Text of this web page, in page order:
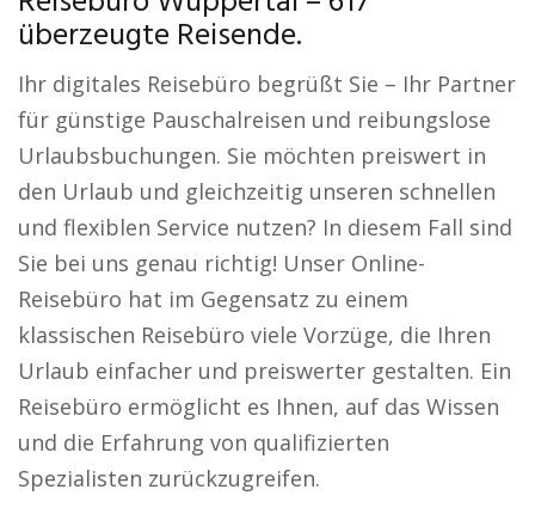
überzeugte Reisende.
Ihr digitales Reisebüro begrüßt Sie – Ihr Partner
für günstige Pauschalreisen und reibungslose
Urlaubsbuchungen. Sie möchten preiswert in
den Urlaub und gleichzeitig unseren schnellen
und flexiblen Service nutzen? In diesem Fall sind
Sie bei uns genau richtig! Unser Online-
Reisebüro hat im Gegensatz zu einem
klassischen Reisebüro viele Vorzüge, die Ihren
Urlaub einfacher und preiswerter gestalten. Ein
Reisebüro ermöglicht es Ihnen, auf das Wissen
und die Erfahrung von qualifizierten
Spezialisten zurückzugreifen.